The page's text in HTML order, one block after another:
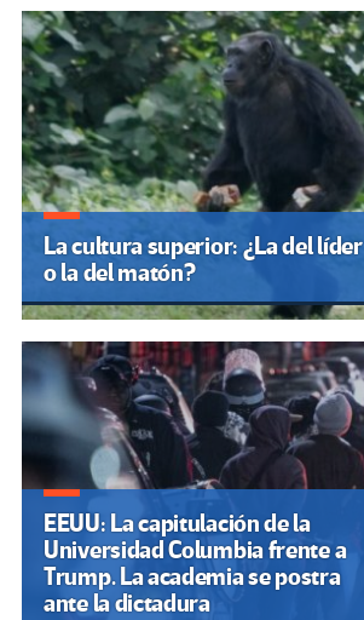
La cultura superior: ¿La del líder
o la del matón?
EEUU: La capitulación de la
Universidad Columbia frente a
Trump. La academia se postra
ante la dictadura